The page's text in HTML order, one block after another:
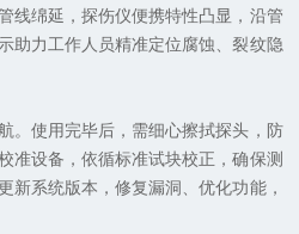
线绵延，探伤仪便携特性凸显，沿管
助力工作人员精准定位腐蚀、裂纹隐
使用完毕后，需细心擦拭探头，防
准设备，依循标准试块校正，确保测
新系统版本，修复漏洞、优化功能，